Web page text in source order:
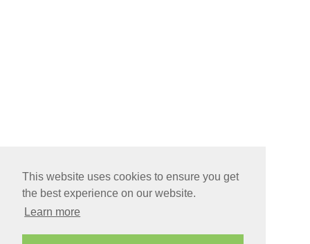
This website uses cookies to ensure you get
the best experience on our website.
Learn more